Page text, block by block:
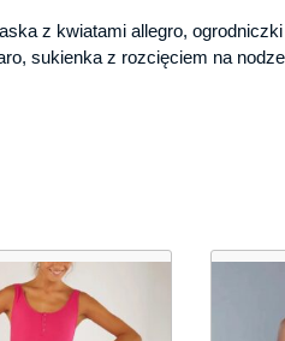
z kwiatami allegro,
sukienka z rozcięciem na